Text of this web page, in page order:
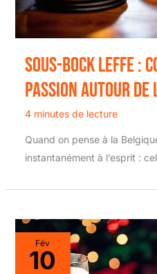
sous-bock Leffe :
passion autour
4 minutes de lecture
Quand on pense à la
instantanément à l’esprit :
Fév
10